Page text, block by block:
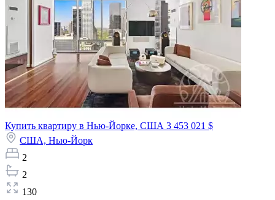
Купить квартиру в Нью-Йорке, США 3 453 021 $
США, Нью-Йорк
2
2
130